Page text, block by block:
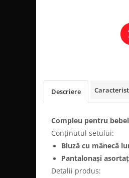
Descriere
Compleu pentru
Conținutul setului:
Bluză cu mânecă
Pantalonași
Detalii produs: